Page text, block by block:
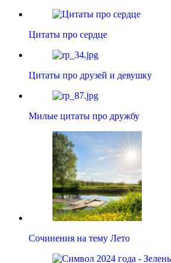
Цитаты про сердце
Цитаты про друзей и девушку
Милые цитаты про дружбу
Сочинения на тему Лето